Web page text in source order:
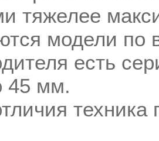
тяжелее
модели по
есть
45 мм.
техника